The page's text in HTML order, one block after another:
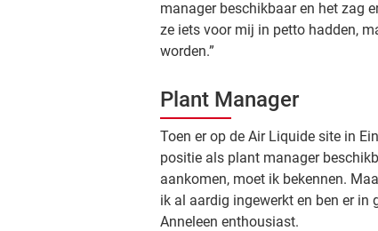
manager beschikbaar en het zag
ze iets voor mij in petto hadden,
worden.”
Plant Manager
Toen er op de Air Liquide site in
positie als plant manager
aankomen, moet ik bekennen.
ik al aardig ingewerkt en ben er in
Anneleen enthousiast.